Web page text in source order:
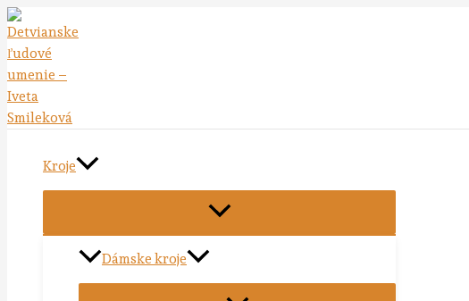
Preskočiť
na
obsah
Kroje
Dámske kroje